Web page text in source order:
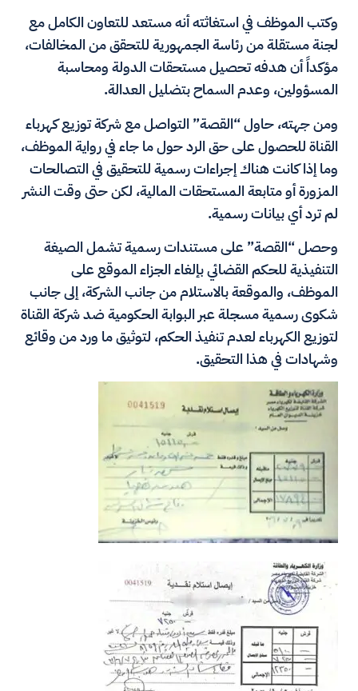
وكتب الموظف في استغاثته أنه مستعد للتعاون الكامل مع
لجنة مستقلة من رئاسة الجمهورية للتحقق من المخالفات،
مؤكداً أن هدفه تحصيل مستحقات الدولة ومحاسبة
المسؤولين، وعدم السماح بتضليل العدالة.
ومن جهته، حاول “القصة” التواصل مع شركة توزيع كهرباء
القناة للحصول على حق الرد حول ما جاء في رواية الموظف،
وما إذا كانت هناك إجراءات رسمية للتحقيق في التصالحات
المزورة أو متابعة المستحقات المالية، لكن حتى وقت النشر
لم ترد أي بيانات رسمية.
وحصل “القصة” على مستندات رسمية تشمل الصيغة
التنفيذية للحكم القضائي بإلغاء الجزاء الموقع على
الموظف، والموقعة بالاستلام من جانب الشركة، إلى جانب
شكوى رسمية مسجلة عبر البوابة الحكومية ضد شركة القناة
لتوزيع الكهرباء لعدم تنفيذ الحكم، لتوثيق ما ورد من وقائع
وشهادات في هذا التحقيق.